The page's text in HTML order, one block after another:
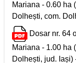
Mariana - 0.60 ha
Dolhești, com.
Dosar nr. 64
Mariana - 1.00 ha
Dolhești, jud. Iași)